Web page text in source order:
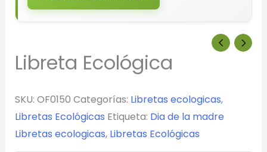
Libreta Ecológica
SKU: OF0150 Categorías: Libretas ecologicas,
Libretas Ecológicas Etiqueta: Dia de la madre
Libretas ecologicas, Libretas Ecológicas